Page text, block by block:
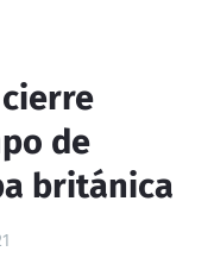
de
británica